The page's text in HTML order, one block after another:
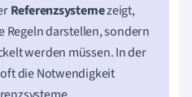
Referenzsystemezeigt,
Regeln darstellen, sondern
werden müssen. In der
die Notwendigkeit